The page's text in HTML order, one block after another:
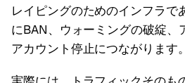
レイピングのためのインフラで
にBAN、ウォーミングの破綻、
アカウント停止につながります。